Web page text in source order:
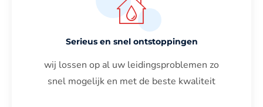
Serieus en snel ontstoppingen
wij lossen op al uw leidingsproblemen zo
snel mogelijk en met de beste kwaliteit